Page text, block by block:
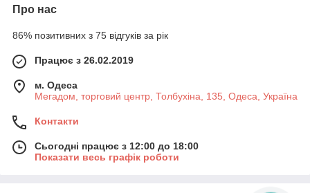
Про нас
86% позитивних з 75 відгуків за рік
Працює з 26.02.2019
м. Одеса
Мегадом, торговий центр, Толбухіна, 135, Одеса, Україна
Контакти
Сьогодні працює з 12:00 до 18:00
Показати весь графік роботи